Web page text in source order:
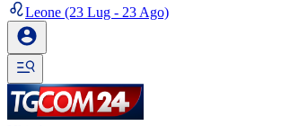
Leone (23 Lug - 23 Ago)